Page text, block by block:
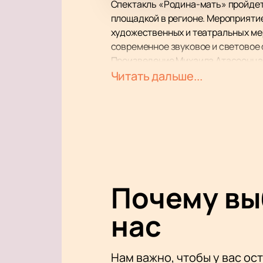
Спектакль «Родина-мать»
площадкой в регионе.
художественных и театральных
современное звуковое и
Произведение Михаила
чувства и эмоции, связанные с
на нашем сайте
зритель смог выбрать
Не упустите возможность
Купить билеты на нашем сайте
Читать дальше...
Почему
нас
Нам важно, чтобы у вас